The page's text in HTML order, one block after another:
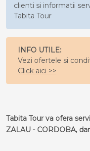
clienti si informatii
Tabita Tour
INFO UTILE:
Vezi ofertele si
Click aici >>
Tabita Tour va ofera
ZALAU - CORDOBA,